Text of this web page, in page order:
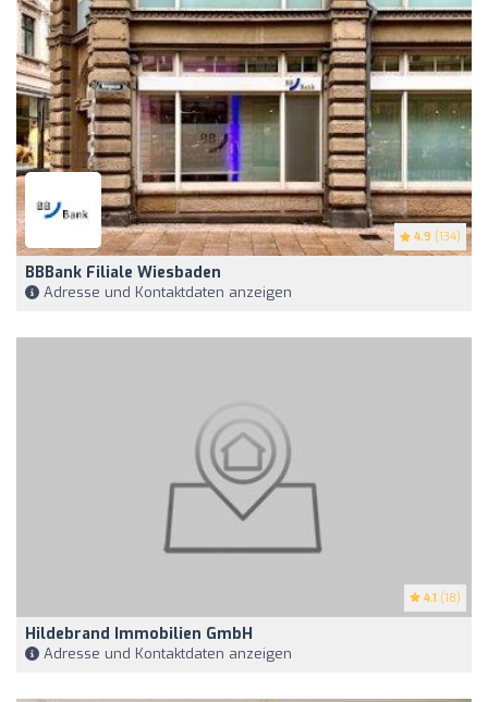
4.9 (134)
BBBank Filiale Wiesbaden
Adresse und Kontaktdaten anzeigen
4.1 (18)
Hildebrand Immobilien GmbH
Adresse und Kontaktdaten anzeigen